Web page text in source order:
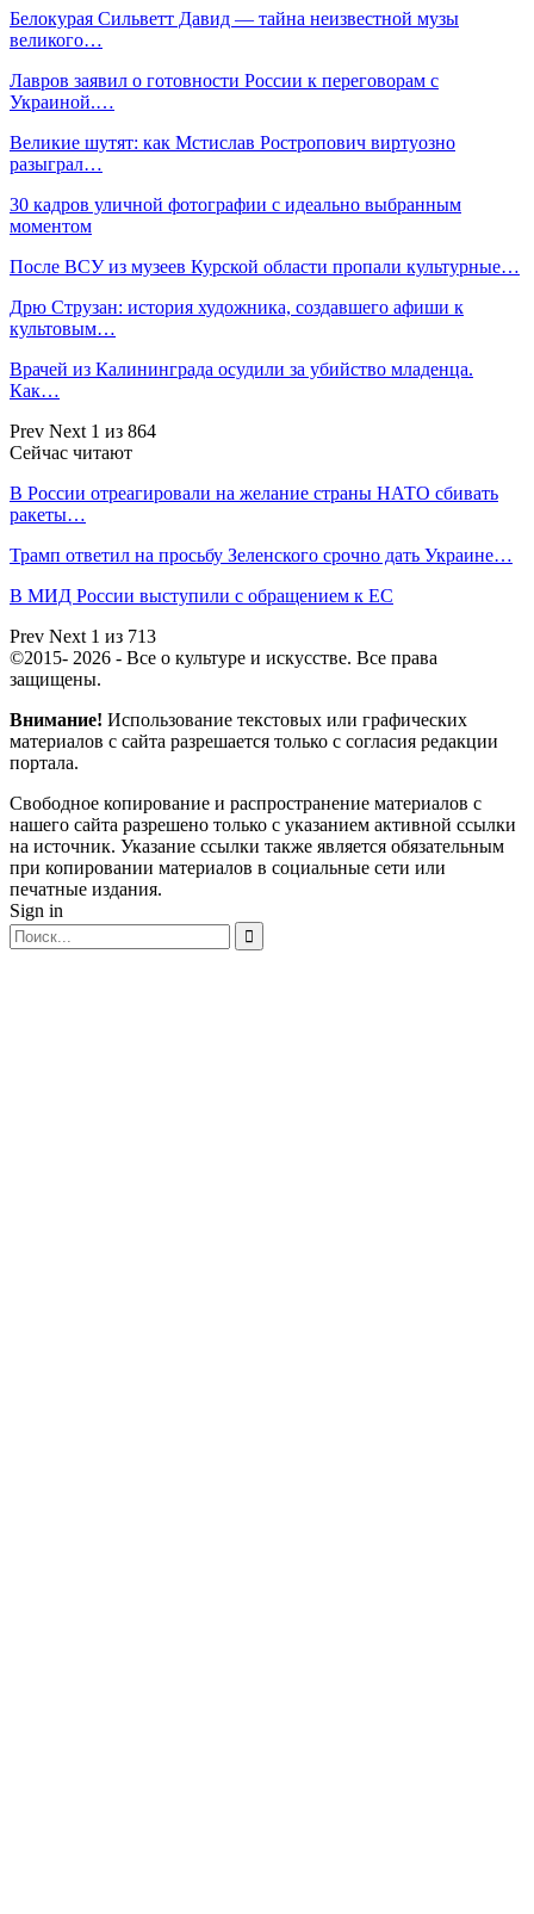
Белокурая Сильветт Давид — тайна неизвестной музы
великого…
Лавров заявил о готовности России к переговорам с
Украиной.…
Великие шутят: как Мстислав Ростропович виртуозно
разыграл…
30 кадров уличной фотографии с идеально выбранным
моментом
После ВСУ из музеев Курской области пропали культурные…
Дрю Струзан: история художника, создавшего афиши к
культовым…
Врачей из Калининграда осудили за убийство младенца.
Как…
Prev Next 1 из 864
Сейчас читают
В России отреагировали на желание страны НАТО сбивать
ракеты…
Трамп ответил на просьбу Зеленского срочно дать Украине…
В МИД России выступили с обращением к ЕС
Prev Next 1 из 713
©2015- 2026 - Все о культуре и искусстве. Все права
защищены.
Внимание! Использование текстовых или графических
материалов с сайта разрешается только c согласия редакции
портала.
Свободное копирование и распространение материалов с
нашего сайта разрешено только с указанием активной ссылки
на источник. Указание ссылки также является обязательным
при копировании материалов в социальные сети или
печатные издания.
Sign in